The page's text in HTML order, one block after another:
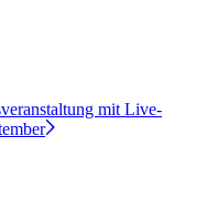
mit Live-